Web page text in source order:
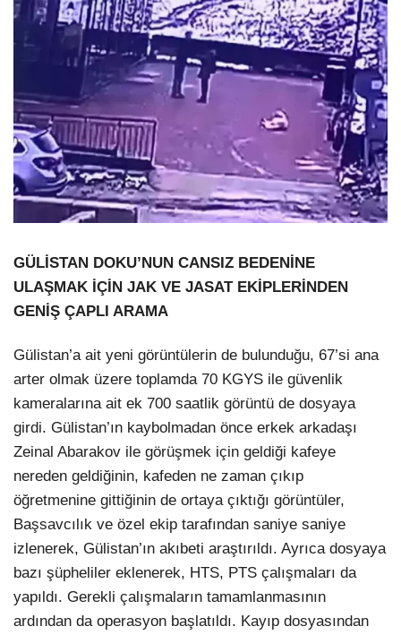
GÜLİSTAN DOKU’NUN CANSIZ BEDENİNE
ULAŞMAK İÇİN JAK VE JASAT EKİPLERİNDEN
GENİŞ ÇAPLI ARAMA
Gülistan’a ait yeni görüntülerin de bulunduğu, 67’si ana
arter olmak üzere toplamda 70 KGYS ile güvenlik
kameralarına ait ek 700 saatlik görüntü de dosyaya
girdi. Gülistan’ın kaybolmadan önce erkek arkadaşı
Zeinal Abarakov ile görüşmek için geldiği kafeye
nereden geldiğinin, kafeden ne zaman çıkıp
öğretmenine gittiğinin de ortaya çıktığı görüntüler,
Başsavcılık ve özel ekip tarafından saniye saniye
izlenerek, Gülistan’ın akıbeti araştırıldı. Ayrıca dosyaya
bazı şüpheliler eklenerek, HTS, PTS çalışmaları da
yapıldı. Gerekli çalışmaların tamamlanmasının
ardından da operasyon başlatıldı. Kayıp dosyasından